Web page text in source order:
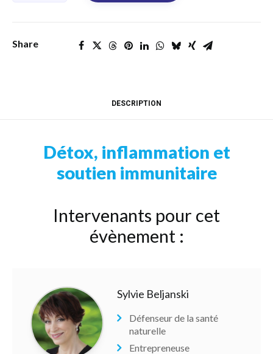
Share
DESCRIPTION
Détox, inflammation et
soutien immunitaire
Intervenants pour cet
évènement :
Sylvie Beljanski
Défenseur de la santé
naturelle
Entrepreneuse